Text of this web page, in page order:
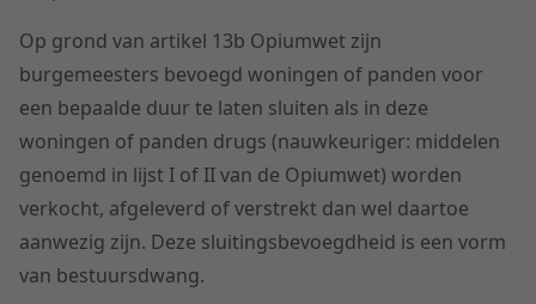
Zorg & Sociaal domein
Vastgoed
Overheid & Omgeving
Dichtbij de kansen en uitdagingen in de
woningbouw
Lees meer
Nieuws
Op grond van artikel 13b Opiumwet zijn
burgemeesters bevoegd woningen of panden voor
een bepaalde duur te laten sluiten als in deze
woningen of panden drugs (nauwkeuriger: middelen
genoemd in lijst I of II van de Opiumwet) worden
verkocht, afgeleverd of verstrekt dan wel daartoe
aanwezig zijn. Deze sluitingsbevoegdheid is een vorm
van bestuursdwang.